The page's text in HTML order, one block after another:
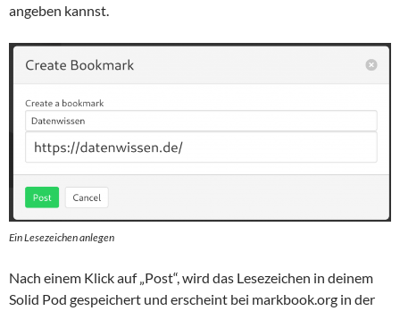
angeben kannst.
Ein Lesezeichen anlegen
Nach einem Klick auf „Post“, wird das Lesezeichen in deinem
Solid Pod gespeichert und erscheint bei markbook.org in der